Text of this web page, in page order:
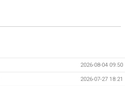
2026-08-04 09:50
2026-07-27 18:21